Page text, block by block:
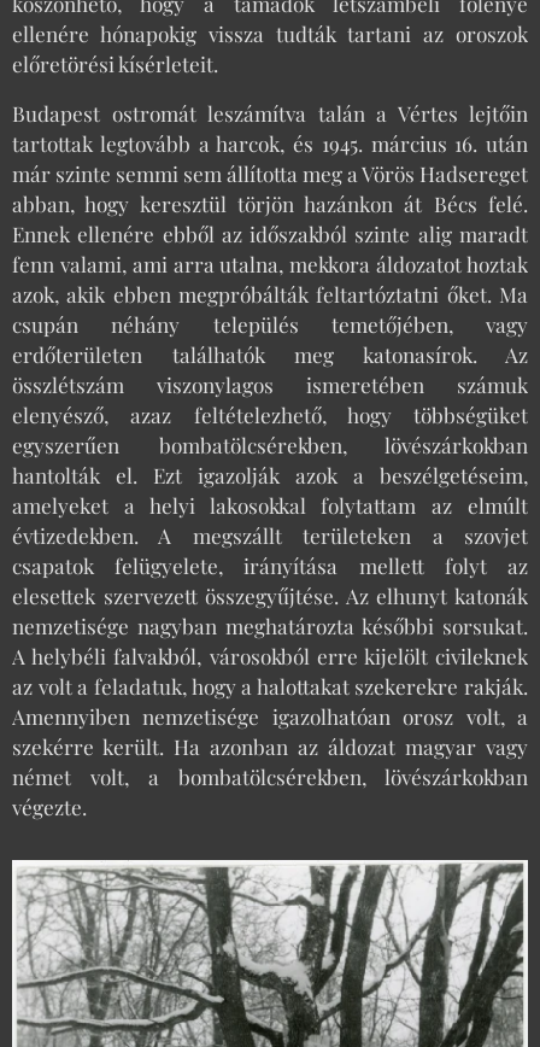
ellenére hónapokig vissza tudták tartani az oroszok
előretörési kísérleteit.
Budapest ostromát leszámítva talán a Vértes lejtőin
tartottak legtovább a harcok, és 1945. március 16. után
már szinte semmi sem állította meg a Vörös Hadsereget
abban, hogy keresztül törjön hazánkon át Bécs felé.
Ennek ellenére ebből az időszakból szinte alig maradt
fenn valami, ami arra utalna, mekkora áldozatot hoztak
azok, akik ebben megpróbálták feltartóztatni őket. Ma
csupán néhány település temetőjében, vagy
erdőterületen találhatók meg katonasírok. Az
összlétszám viszonylagos ismeretében számuk
elenyésző, azaz feltételezhető, hogy többségüket
egyszerűen bombatölcsérekben, lövészárkokban
hantolták el. Ezt igazolják azok a beszélgetéseim,
amelyeket a helyi lakosokkal folytattam az elmúlt
évtizedekben. A megszállt területeken a szovjet
csapatok felügyelete, irányítása mellett folyt az
elesettek szervezett összegyűjtése. Az elhunyt katonák
nemzetisége nagyban meghatározta későbbi sorsukat.
A helybéli falvakból, városokból erre kijelölt civileknek
az volt a feladatuk, hogy a halottakat szekerekre rakják.
Amennyiben nemzetisége igazolhatóan orosz volt, a
szekérre került. Ha azonban az áldozat magyar vagy
német volt, a bombatölcsérekben, lövészárkokban
végezte.